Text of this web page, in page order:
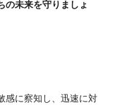
の未来を守りましょ
感に察知し、迅速に対